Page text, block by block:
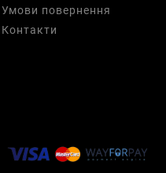
Умови повернення
Контакти